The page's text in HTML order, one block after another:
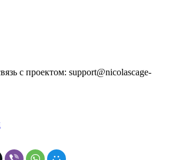
с проектом: support@nicolascage-